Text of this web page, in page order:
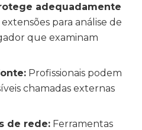
adequadamente
para análise de
que examinam
Profissionais podem
chamadas externas
de rede: Ferramentas